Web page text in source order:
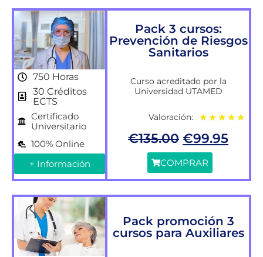
750 Horas
30 Créditos
ECTS
Certificado
Universitario
100% Online
+ Información
Pack 3 cursos:
Prevención de Riesgos
Sanitarios
Curso acreditado por la
Universidad UTAMED
Valoración: ★ ★ ★ ★ ★
€135.00 €99.95
COMPRAR
Pack promoción 3
cursos para Auxiliares